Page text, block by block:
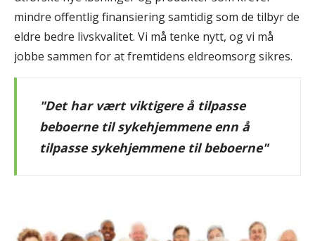
mindre offentlig finansiering samtidig som de tilbyr de
eldre bedre livskvalitet. Vi må tenke nytt, og vi må
jobbe sammen for at fremtidens eldreomsorg sikres.
"Det har vært viktigere å tilpasse
beboerne til sykehjemmene enn å
tilpasse sykehjemmene til beboerne"